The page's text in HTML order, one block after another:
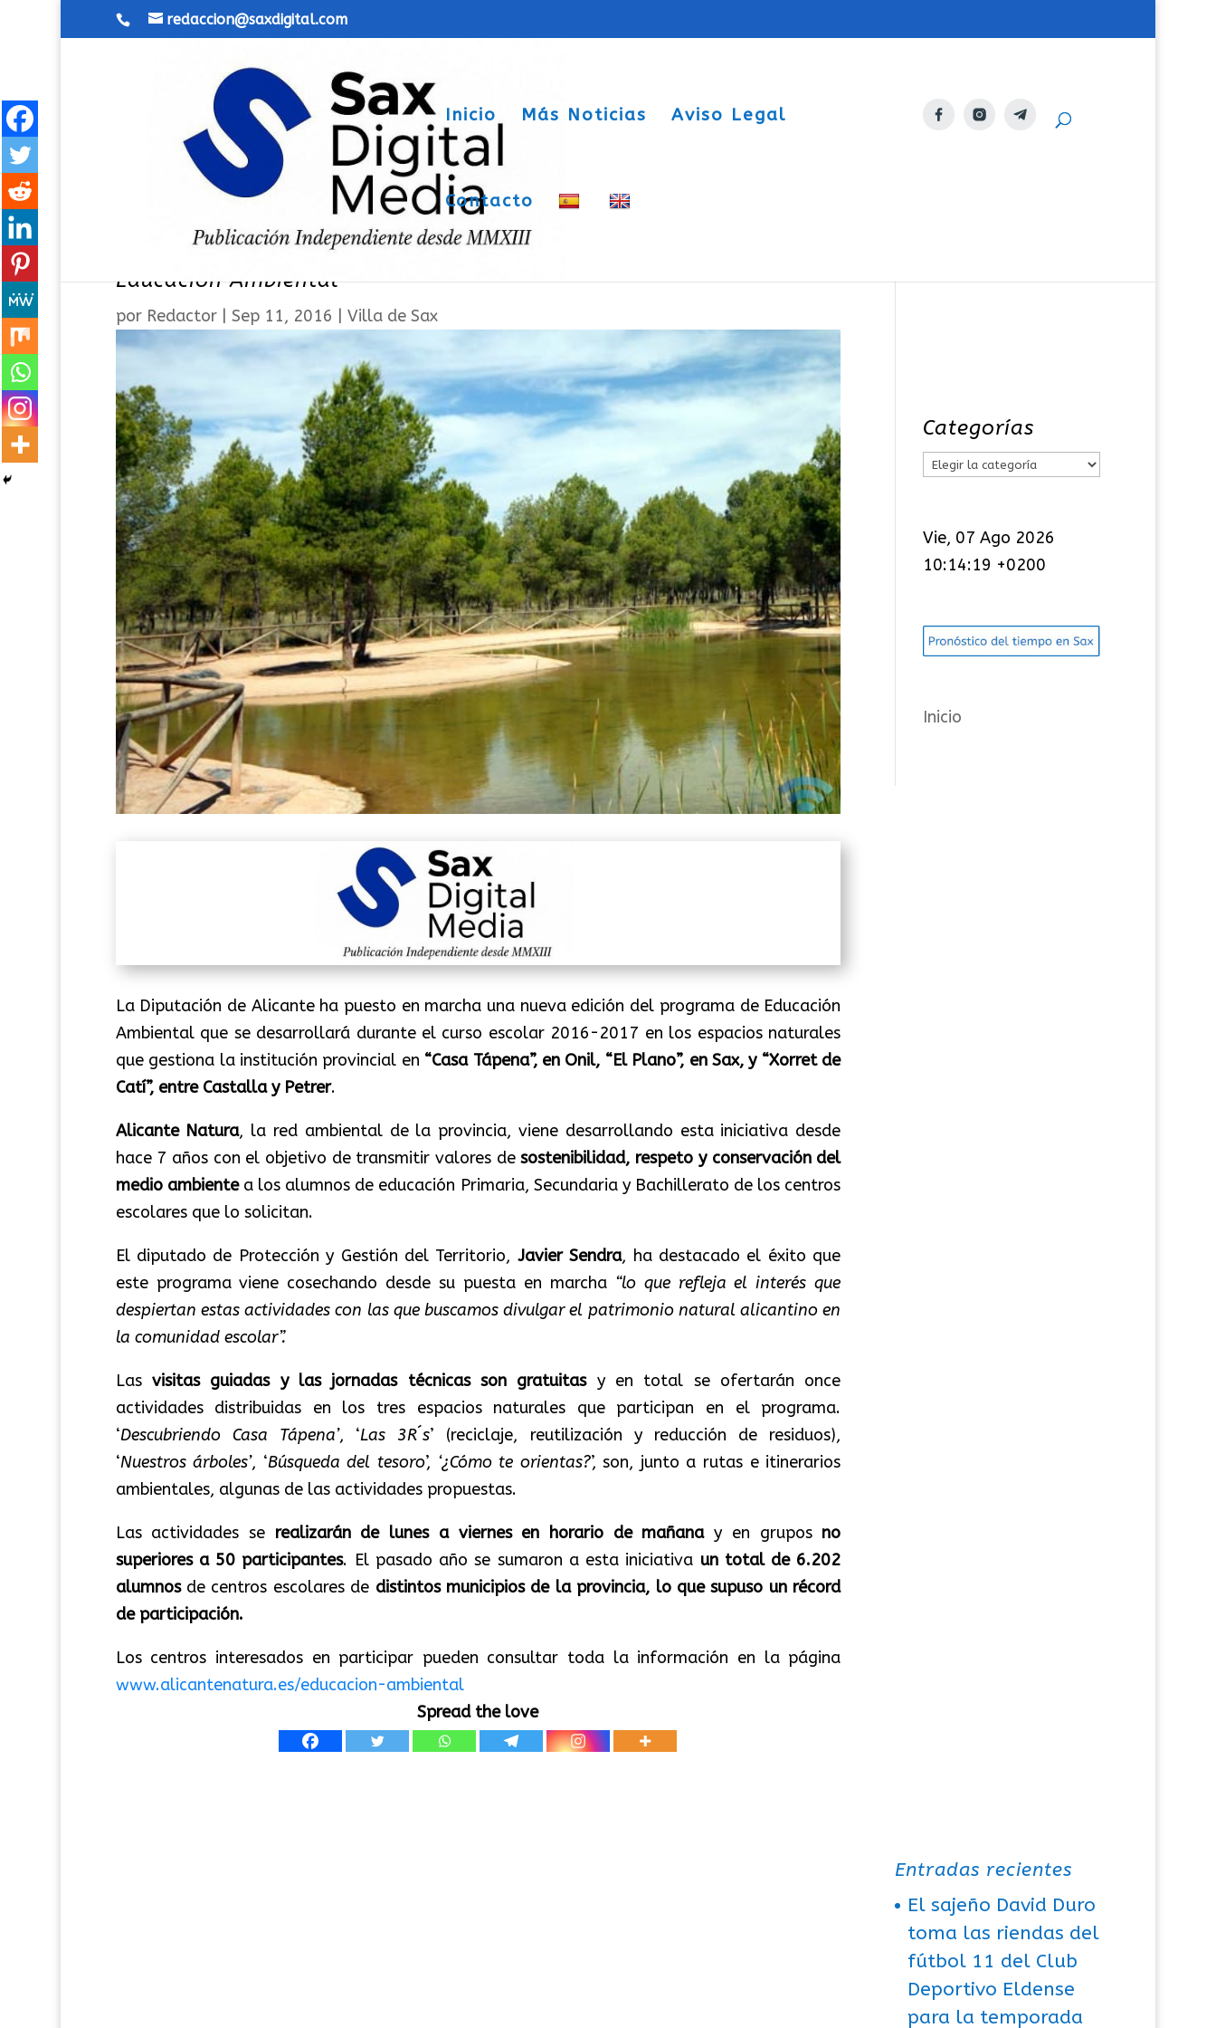
redaccion@saxdigital.com
Inicio Más Noticias Aviso Legal
Contacto
«El Plano», elegido para una nueva edición del programa de
Educación Ambiental
por Redactor| Sep 11, 2016 Villa de Sax
La Diputación de Alicante ha puesto en marcha una nueva edición del programa de Educación
Ambiental que se desarrollará durante el curso escolar 2016-2017 en los espacios naturales
que gestiona la institución provincial en “Casa Tápena”, en Onil, “El Plano”, en Sax, y “Xorret de
Catí”, entre Castalla y Petrer.
Alicante Natura, la red ambiental de la provincia, viene desarrollando esta iniciativa desde
hace 7 años con el objetivo de transmitir valores desostenibilidad, respeto y conservación del
medio ambientea los alumnos de educación Primaria, Secundaria y Bachillerato de los centros
escolares que lo solicitan.
El diputado de Protección y Gestión del Territorio, Javier Sendra, ha destacado el éxito que
este programa viene cosechando desde su puesta en marcha “lo que refleja el interés que
despiertan estas actividades con las que buscamos divulgar el patrimonio natural alicantino en
la comunidad escolar”.
Lasvisitas guiadas y las jornadas técnicas son gratuitasy en total se ofertarán once
actividades distribuidas en los tres espacios naturales que participan en el programa.
‘Descubriendo Casa Tápena’, ‘Las 3R´s’ (reciclaje, reutilización y reducción de residuos),
‘Nuestros árboles’, ‘Búsqueda del tesoro’, ‘¿Cómo te orientas?’, son, junto a rutas e itinerarios
ambientales, algunas de las actividades propuestas.
Las actividades se realizarán de lunes a viernes en horario de mañanay en grupos no
superiores a 50 participantes. El pasado año se sumaron a esta iniciativa un total de 6.202
alumnosde centros escolares de distintos municipios de la provincia, lo que supuso un récord
de participación.
Los centros interesados en participar pueden consultar toda la información en la página
www.alicantenatura.es/educacion-ambiental
Spread the love
Categorías
C
e
g
r
í
s
Vie, 07 Ago 2026
10:14:19 +0200
Inicio
Entradas recientes
El sajeño David Duro
toma las riendas del
fútbol 11 del Club
Deportivo Eldense
para la temporada